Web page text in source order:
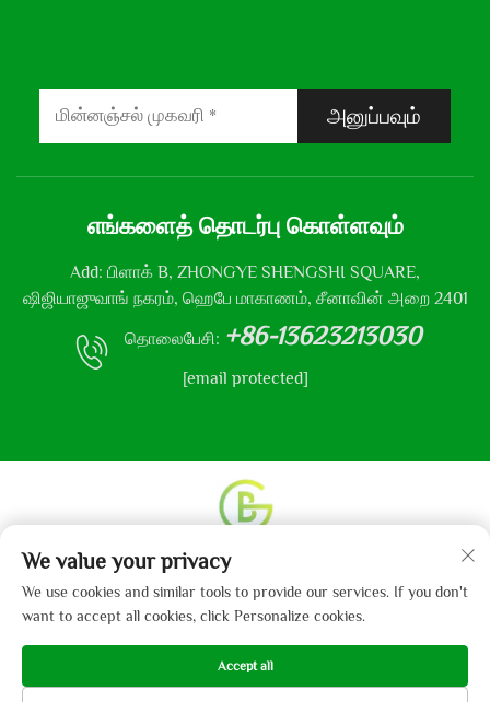
அனுப்பவும்
எங்களைத் தொடர்பு கொள்ளவும்
Add: பிளாக் B, ZHONGYE SHENGSHI SQUARE,
ஷிஜியாஜுவாங் நகரம், ஹெபே மாகாணம், சீனாவின் அறை 2401
தொலைபேசி: +86-13623213030
[email protected]
உரிமை தொடர்பான அனைத்து உரிமைகளும் © 2013-2024
ஹெபே கைபோ துணி நிறுவனம், லிமிடெட் என்னும்
நிறுவனத்திற்கு உடையது.தனியுரிமைக் கொள்கை
We value your privacy
We use cookies and similar tools to provide our services. If you don't
want to accept all cookies, click Personalize cookies.
Accept all